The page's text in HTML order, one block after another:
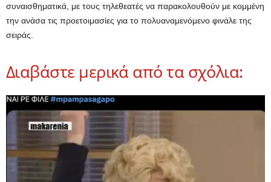
συναισθηματικά, με τους τηλεθεατές να παρακολουθούν με κομμένη
την ανάσα τις προετοιμασίες για το πολυαναμενόμενο φινάλε της
σειράς.
Διαβάστε μερικά από τα σχόλια: